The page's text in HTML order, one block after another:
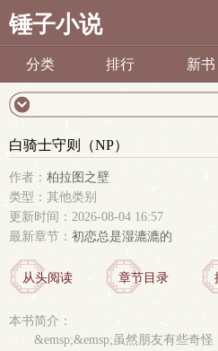
锤子小说
分类 排行 新书
白骑士守则（NP）
作者： 柏拉图之壁
类型：其他类别
更新时间：2026-08-04 16:57
最新章节： 初恋总是湿漉漉的
从头阅读 章节目录
本书简介：
&emsp;&emsp;虽然朋友有些奇